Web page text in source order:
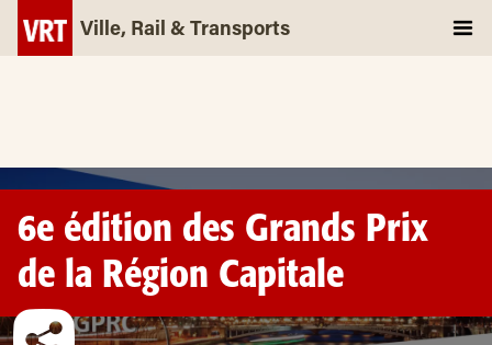
Ville, Rail & Transports
6e édition des Grands Prix
de la Région Capitale